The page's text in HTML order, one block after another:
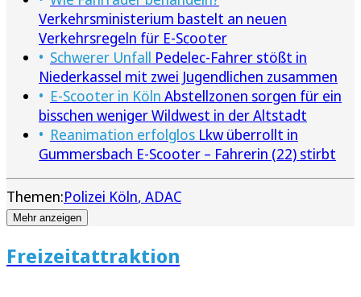
Verkehrsministerium bastelt an neuen
Verkehrsregeln für E-Scooter
Schwerer Unfall Pedelec-Fahrer stößt in
Niederkassel mit zwei Jugendlichen zusammen
E-Scooter in Köln Abstellzonen sorgen für ein
bisschen weniger Wildwest in der Altstadt
Reanimation erfolglos Lkw überrollt in
Gummersbach E-Scooter – Fahrerin (22) stirbt
Themen:Polizei Köln ADAC
Mehr anzeigen
Freizeitattraktion